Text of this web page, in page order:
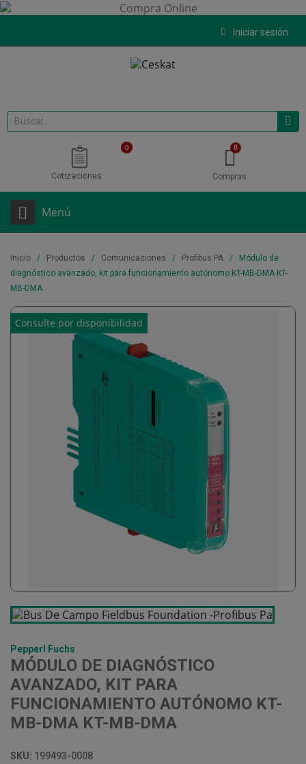
Iniciar sesión
0
Cotizaciones Compras
Menú
Inicio Productos Comunicaciones Profibus PA
Módulo de
diagnóstico avanzado, kit para funcionamiento autónomo KT-MB-DMA KT-
MB-DMA
Consulte por disponibilidad
Pepperl Fuchs
MÓDULO DE DIAGNÓSTICO
AVANZADO, KIT PARA
FUNCIONAMIENTO AUTÓNOMO KT-
MB-DMA KT-MB-DMA
SKU: 199493-0008